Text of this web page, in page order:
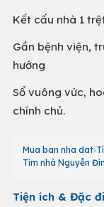
Kết cấu nhà 1
Gần bệnh viện,
hướng
Sổ vuông vức,
chính chủ.
Mua ban nha dat
Tìm nhà Nguyễn
Tiện ích & Đặc